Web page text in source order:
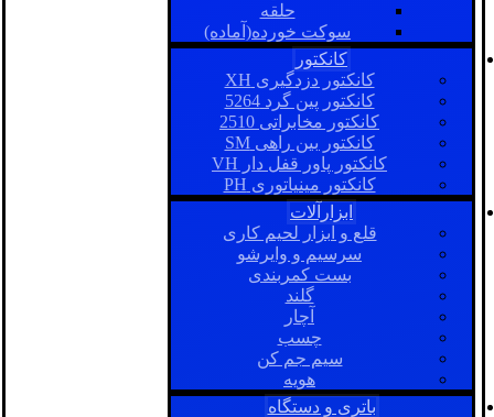
حلقه
سوکت خورده(آماده)
کانکتور
کانکتور دزدگیری XH
کانکتور پین گرد 5264
کانکتور مخابراتی 2510
کانکتور بین راهی SM
کانکتور پاور قفل دار VH
کانکتور مینیاتوری PH
ابزارآلات
قلع و ابزار لحیم کاری
سرسیم و وایرشو
بست کمربندی
گلند
آچار
چسب
سیم جم کن
هویه
باتری و دستگاه